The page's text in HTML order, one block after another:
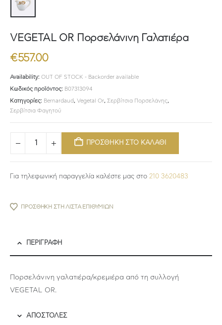
VEGETAL OR Πορσελάνινη Γαλατιέρα
€557.00
Availability: OUT OF STOCK - Backorder available
Κωδικός προϊόντος: B07313094
Κατηγορίες: Bernardaud, Vegetal Or, Σερβίτσια Πορσελάνης,
Σερβίτσια Φαγητού
ΠΡΟΣΘΗΚΗ ΣΤΟ ΚΑΛΑΘΙ
Για τηλεφωνική παραγγελία καλέστε μας στο 210 3620483
ΠΡΟΣΘΉΚΗ ΣΤΗ ΛΊΣΤΑ ΕΠΙΘΥΜΙΏΝ
ΠΕΡΙΓΡΑΦΉ
Πορσελάνινη γαλατιέρα/κρεμιέρα από τη συλλογή
VEGETAL OR.
ΑΠΟΣΤΟΛΕΣ